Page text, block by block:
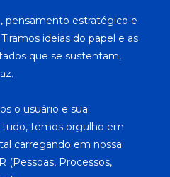
pensamento estratégico e
ideias do papel e as
que se sustentam,
o usuário e sua
temos orgulho em
carregando em nossa
(Pessoas, Processos,